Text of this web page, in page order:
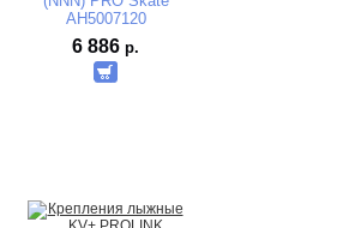
AH5007120
6 886 р.